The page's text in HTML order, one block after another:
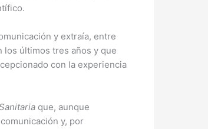
y extraía, entre
los últimos tres años y que
con la experiencia
que, aunque
y, por